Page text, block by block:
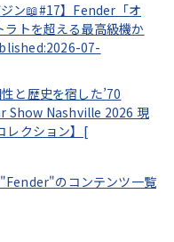
ン📖#17】Fender「オ
ラトを超える最高級機か
07-
と歴史を宿した’70
Show Nashville 2026 現
レクション】[
のコンテンツ一覧